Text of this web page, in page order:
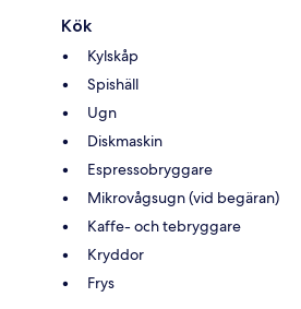
Kök
Kylskåp
Spishäll
Ugn
Diskmaskin
Espressobryggare
Mikrovågsugn (vid begäran)
Kaffe- och tebryggare
Kryddor
Frys